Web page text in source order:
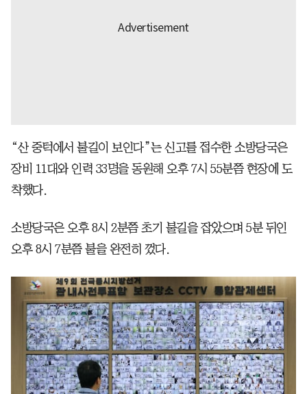
“산 중턱에서 불길이 보인다”는 신고를 접수한 소방당국은
장비 11대와 인력 33명을 동원해 오후 7시 55분쯤 현장에 도
착했다.
소방당국은 오후 8시 2분쯤 초기 불길을 잡았으며 5분 뒤인
오후 8시 7분쯤 불을 완전히 껐다.